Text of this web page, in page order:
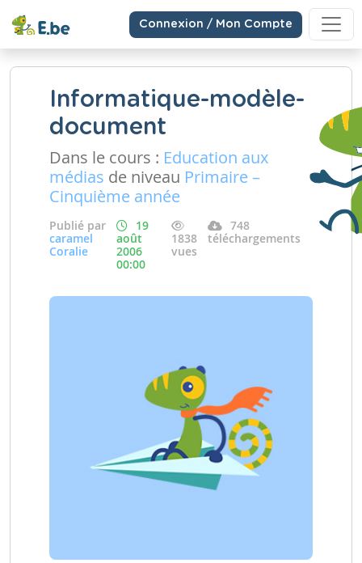
Connexion / Mon Compte
Informatique-modèle-
document
Dans le cours : Education aux
médias de niveau Primaire –
Cinquième année
Publié par
caramel
Coralie
19
août
2006
00:00
1838
vues
748
téléchargements